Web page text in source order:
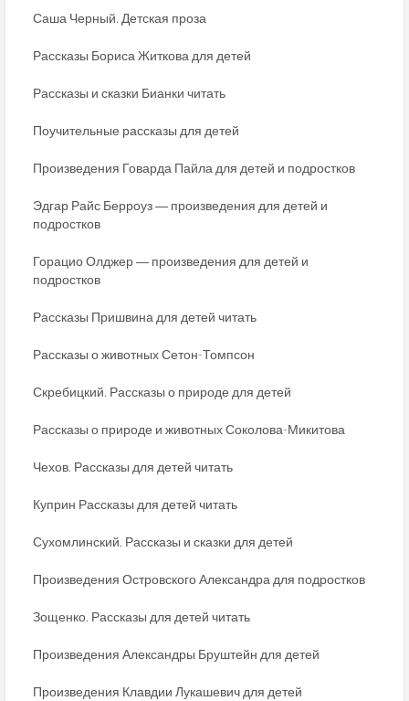
Саша Черный. Детская проза
Рассказы Бориса Житкова для детей
Рассказы и сказки Бианки читать
Поучительные рассказы для детей
Произведения Говарда Пайла для детей и подростков
Эдгар Райс Берроуз ― произведения для детей и
подростков
Горацио Олджер ― произведения для детей и
подростков
Рассказы Пришвина для детей читать
Рассказы о животных Сетон-Томпсон
Скребицкий. Рассказы о природе для детей
Рассказы о природе и животных Соколова-Микитова
Чехов. Рассказы для детей читать
Куприн Рассказы для детей читать
Сухомлинский. Рассказы и сказки для детей
Произведения Островского Александра для подростков
Зощенко. Рассказы для детей читать
Произведения Александры Бруштейн для детей
Произведения Клавдии Лукашевич для детей